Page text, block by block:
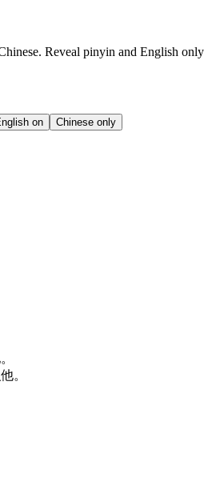
Reveal pinyin and English only
on Chinese only
。
他。